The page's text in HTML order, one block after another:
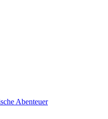
Abenteuer